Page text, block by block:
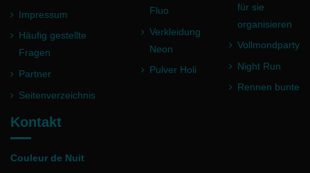
Impressum
Häufig gestellte
Fragen
Partner
Seitenverzeichnis
Fluo
Verkleidung
Neon
Pulver Holi
für sie
organisieren
Vollmondparty
Night Run
Rennen bunte
Kontakt
Couleur de Nuit